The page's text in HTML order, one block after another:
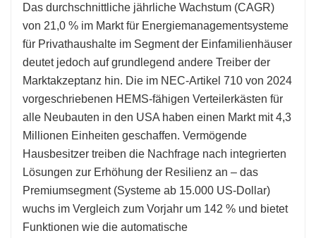
Das durchschnittliche jährliche Wachstum (CAGR)
von 21,0 % im Markt für Energiemanagementsysteme
für Privathaushalte im Segment der Einfamilienhäuser
deutet jedoch auf grundlegend andere Treiber der
Marktakzeptanz hin. Die im NEC-Artikel 710 von 2024
vorgeschriebenen HEMS-fähigen Verteilerkästen für
alle Neubauten in den USA haben einen Markt mit 4,3
Millionen Einheiten geschaffen. Vermögende
Hausbesitzer treiben die Nachfrage nach integrierten
Lösungen zur Erhöhung der Resilienz an – das
Premiumsegment (Systeme ab 15.000 US-Dollar)
wuchs im Vergleich zum Vorjahr um 142 % und bietet
Funktionen wie die automatische